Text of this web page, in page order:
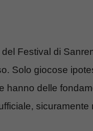
Festival di
Solo giocose
hanno delle